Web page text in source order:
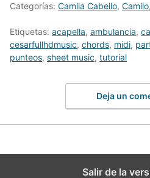
Categorías: Camila Cabello, Camilo,
Etiquetas: acapella, ambulancia,
cesarfullhdmusic, chords, midi,
punteos, sheet music, tutorial
Deja un
Salir de la